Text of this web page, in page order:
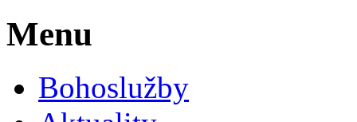
Menu
Bohoslužby